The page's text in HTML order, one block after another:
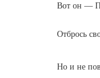
Вот он —
Отбрось
Но и не